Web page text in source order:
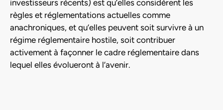
investisseurs récents) est qu’elles considèrent les
règles et réglementations actuelles comme
anachroniques, et qu’elles peuvent soit survivre à un
régime réglementaire hostile, soit contribuer
activement à façonner le cadre réglementaire dans
lequel elles évolueront à l’avenir.